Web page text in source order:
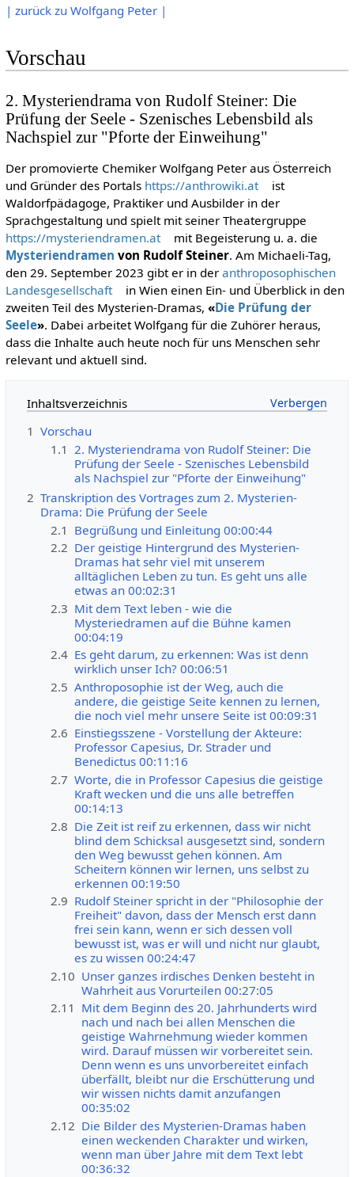
| zurück zu Wolfgang Peter |
Vorschau
2. Mysteriendrama von Rudolf Steiner: Die
Prüfung der Seele - Szenisches Lebensbild als
Nachspiel zur "Pforte der Einweihung"
Der promovierte Chemiker Wolfgang Peter aus Österreich
und Gründer des Portals https://anthrowiki.at
ist
Waldorfpädagoge, Praktiker und Ausbilder in der
Sprachgestaltung und spielt mit seiner Theatergruppe
https://mysteriendramen.at
mit Begeisterung u. a. die
Mysteriendramen von Rudolf Steiner. Am Michaeli-Tag,
den 29. September 2023 gibt er in der anthroposophischen
Landesgesellschaft
in Wien einen Ein- und Überblick in den
zweiten Teil des Mysterien-Dramas, «Die Prüfung der
Seele». Dabei arbeitet Wolfgang für die Zuhörer heraus,
dass die Inhalte auch heute noch für uns Menschen sehr
relevant und aktuell sind.
Inhaltsverzeichnis
1 Vorschau
1.1 2. Mysteriendrama von Rudolf Steiner: Die
Prüfung der Seele - Szenisches Lebensbild
als Nachspiel zur "Pforte der Einweihung"
2 Transkription des Vortrages zum 2. Mysterien-
Drama: Die Prüfung der Seele
2.1 Begrüßung und Einleitung 00:00:44
2.2 Der geistige Hintergrund des Mysterien-
Dramas hat sehr viel mit unserem
alltäglichen Leben zu tun. Es geht uns alle
etwas an 00:02:31
2.3 Mit dem Text leben - wie die
Mysteriedramen auf die Bühne kamen
00:04:19
2.4 Es geht darum, zu erkennen: Was ist denn
wirklich unser Ich? 00:06:51
2.5 Anthroposophie ist der Weg, auch die
andere, die geistige Seite kennen zu lernen,
die noch viel mehr unsere Seite ist 00:09:31
2.6 Einstiegsszene - Vorstellung der Akteure:
Professor Capesius, Dr. Strader und
Benedictus 00:11:16
2.7 Worte, die in Professor Capesius die geistige
Kraft wecken und die uns alle betreffen
00:14:13
2.8 Die Zeit ist reif zu erkennen, dass wir nicht
blind dem Schicksal ausgesetzt sind, sondern
den Weg bewusst gehen können. Am
Scheitern können wir lernen, uns selbst zu
erkennen 00:19:50
2.9 Rudolf Steiner spricht in der "Philosophie der
Freiheit" davon, dass der Mensch erst dann
frei sein kann, wenn er sich dessen voll
bewusst ist, was er will und nicht nur glaubt,
es zu wissen 00:24:47
2.10 Unser ganzes irdisches Denken besteht in
Wahrheit aus Vorurteilen 00:27:05
2.11 Mit dem Beginn des 20. Jahrhunderts wird
nach und nach bei allen Menschen die
geistige Wahrnehmung wieder kommen
wird. Darauf müssen wir vorbereitet sein.
Denn wenn es uns unvorbereitet einfach
überfällt, bleibt nur die Erschütterung und
wir wissen nichts damit anzufangen
00:35:02
2.12 Die Bilder des Mysterien-Dramas haben
einen weckenden Charakter und wirken,
wenn man über Jahre mit dem Text lebt
00:36:32